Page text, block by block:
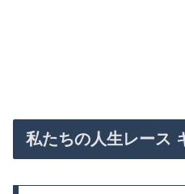
私たちの人生レース